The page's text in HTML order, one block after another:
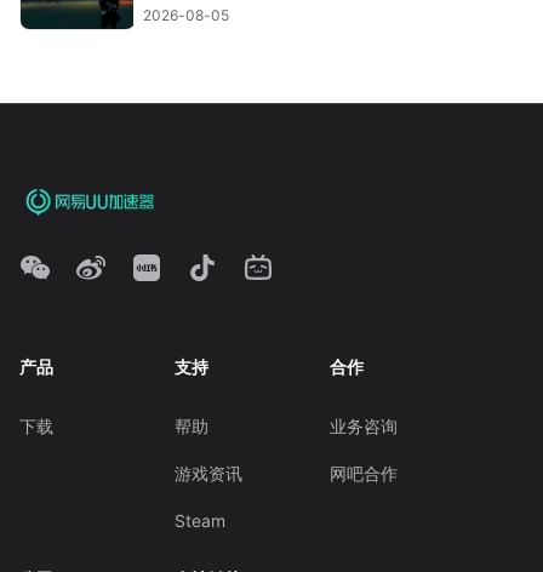
2026-08-05
产品
下载
支持
帮助
游戏资讯
Steam
合作
业务咨询
网吧合作